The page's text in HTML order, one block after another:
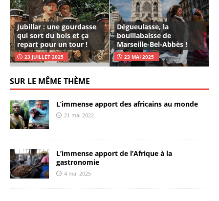
Jubillar : une gourdasse
qui sort du bois et ça
repart pour un tour !
23 JUILLET 2025
Dégueulasse, la
bouillabaisse de
Marseille-Bel-Abbès !
23 MAI 2025
SUR LE MÊME THÈME
L’immense apport des africains au monde
21 mai 2022
L’immense apport de l’Afrique à la
gastronomie
4 mai 2025